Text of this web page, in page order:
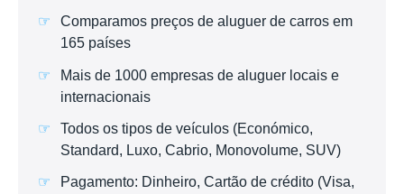
Comparamos preços de aluguer de carros em
165 países
Mais de 1000 empresas de aluguer locais e
internacionais
Todos os tipos de veículos (Económico,
Standard, Luxo, Cabrio, Monovolume, SUV)
Pagamento: Dinheiro, Cartão de crédito (Visa,